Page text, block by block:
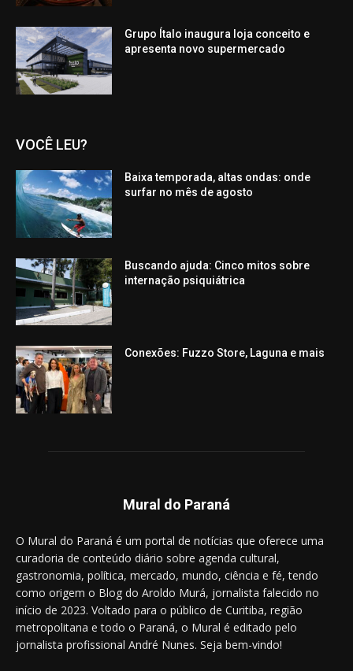
Grupo Ítalo inaugura loja conceito e
apresenta novo supermercado
VOCÊ LEU?
Baixa temporada, altas ondas: onde
surfar no mês de agosto
Buscando ajuda: Cinco mitos sobre
internação psiquiátrica
Conexões: Fuzzo Store, Laguna e mais
Mural do Paraná
O Mural do Paraná é um portal de notícias que oferece uma
curadoria de conteúdo diário sobre agenda cultural,
gastronomia, política, mercado, mundo, ciência e fé, tendo
como origem o Blog do Aroldo Murá, jornalista falecido no
início de 2023. Voltado para o público de Curitiba, região
metropolitana e todo o Paraná, o Mural é editado pelo
jornalista profissional André Nunes. Seja bem-vindo!